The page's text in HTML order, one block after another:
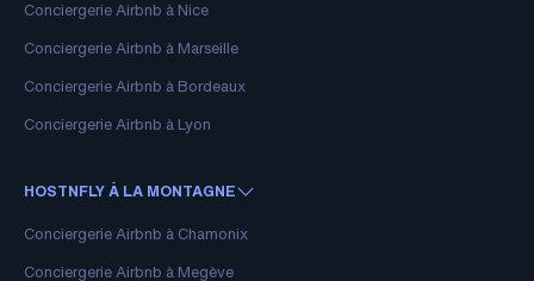
Conciergerie Airbnb à Nice
Conciergerie Airbnb à Marseille
Conciergerie Airbnb à Bordeaux
Conciergerie Airbnb à Lyon
HOSTNFLY À LA MONTAGNE
Conciergerie Airbnb à Chamonix
Conciergerie Airbnb à Megève